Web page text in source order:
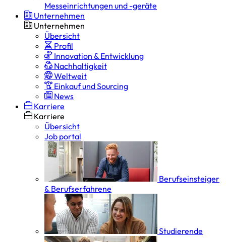
Messeinrichtungen und -geräte
Unternehmen
Unternehmen
Übersicht
Profil
Innovation & Entwicklung
Nachhaltigkeit
Weltweit
Einkauf und Sourcing
News
Karriere
Karriere
Übersicht
Job portal
Berufseinsteiger
& Berufserfahrene
Studierende